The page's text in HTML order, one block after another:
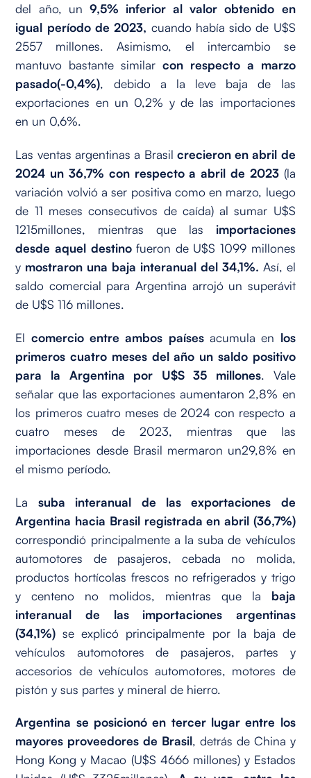
del año, un 9,5% inferior al valor obtenido en
igual período de 2023, cuando había sido de U$S
2557 millones. Asimismo, el intercambio se
mantuvo bastante similar con respecto a marzo
pasado(-0,4%), debido a la leve baja de las
exportaciones en un 0,2% y de las importaciones
en un 0,6%.
Las ventas argentinas a Brasil crecieron en abril de
2024 un 36,7% con respecto a abril de 2023 (la
variación volvió a ser positiva como en marzo, luego
de 11 meses consecutivos de caída) al sumar U$S
1215millones, mientras que las importaciones
desde aquel destinofueron de U$S 1099 millones
y mostraron una baja interanual del 34,1%. Así, el
saldo comercial para Argentina arrojó un superávit
de U$S 116 millones.
El comercio entre ambos paísesacumula en los
primeros cuatro meses del año un saldo positivo
para la Argentina por U$S 35 millones. Vale
señalar que las exportaciones aumentaron 2,8% en
los primeros cuatro meses de 2024 con respecto a
cuatro meses de 2023, mientras que las
importaciones desde Brasil mermaron un29,8% en
el mismo período.
La suba interanual de las exportaciones de
Argentina hacia Brasil registrada en abril (36,7%)
correspondió principalmente a la suba de vehículos
automotores de pasajeros, cebada no molida,
productos hortícolas frescos no refrigerados y trigo
y centeno no molidos, mientras que la baja
interanual de las importaciones argentinas
(34,1%) se explicó principalmente por la baja de
vehículos automotores de pasajeros, partes y
accesorios de vehículos automotores, motores de
pistón y sus partes y mineral de hierro.
Argentina se posicionó en tercer lugar entre los
mayores proveedores de Brasil, detrás de China y
Hong Kong y Macao (U$S 4666 millones) y Estados